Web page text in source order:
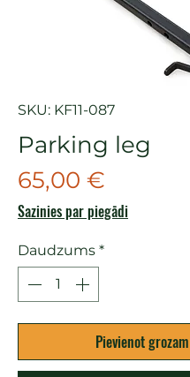
SKU: KF11-087
Parking leg
65,00 €
Sazinies par piegādi
Daudzums *
Pievienot grozam